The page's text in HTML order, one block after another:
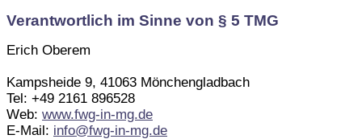
Verantwortlich im Sinne von § 5 TMG
Erich Oberem
Kampsheide 9, 41063 Mönchengladbach
Tel: +49 2161 896528
Web: www.fwg-in-mg.de
E-Mail: info@fwg-in-mg.de